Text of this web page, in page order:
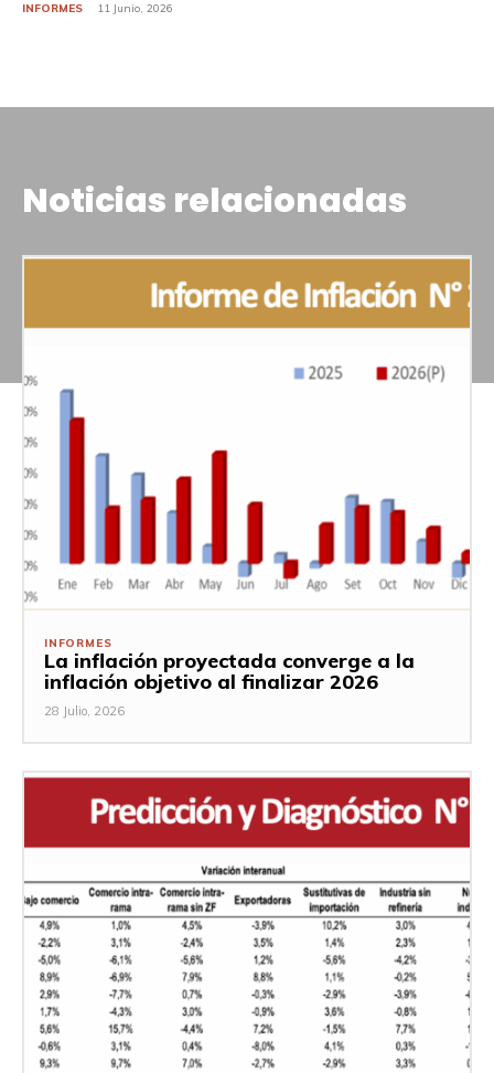
INFORMES 11 Junio, 2026
Noticias relacionadas
INFORMES
La inflación proyectada converge a la
inflación objetivo al finalizar 2026
28 Julio, 2026